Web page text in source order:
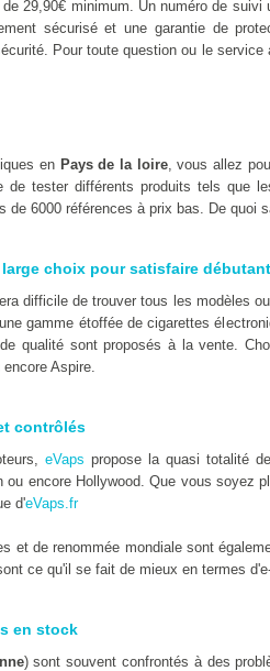
29,90€ minimum. Un numéro de
sécurisé et une garantie de
Pour toute question ou le
en Pays de la loire, vous allez
de tester différents produits tels que
de 6000 références à prix bas. De quoi
large choix pour satisfaire
difficile de trouver tous les modèles
gamme étoffée de cigarettes
qualité sont proposés à la vente.
encore Aspire.
contrôlés
eVaps propose la quasi totalité
ou encore Hollywood. Que vous
d'eVaps.fr
et de renommée mondiale sont
ce qu'il se fait de mieux en termes
en stock
) sont souvent confrontés à des